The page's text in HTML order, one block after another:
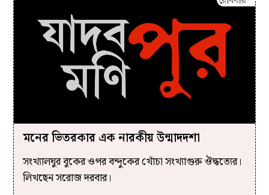
মনের ভিতরকার এক নারকীয় উন্মাদদশা
সংখ্যালঘুর বুকের ওপর বন্দুকের খোঁচা সংখ্যাগুরু ঔদ্ধত্যের।
লিখছেন সরোজ দরবার।